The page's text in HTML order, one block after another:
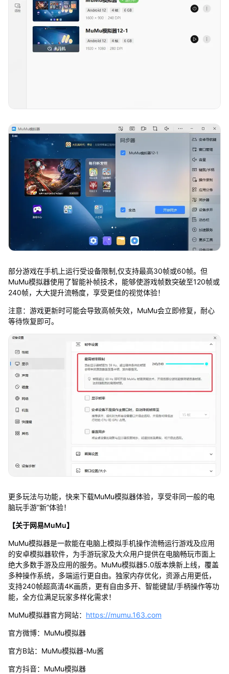
部分游戏在手机上运行受设备限制,仅支持最高30帧或60帧。但
MuMu模拟器使用了智能补帧技术，能够使游戏帧数突破至120帧或
240帧，大大提升流畅度，享受更佳的视觉体验！
注意：游戏更新时可能会导致高帧失效，MuMu会立即修复，耐心
等待恢复即可。
更多玩法与功能，快来下载MuMu模拟器体验，享受非同一般的电
脑玩手游“新”体验！
【关于网易MuMu】
MuMu模拟器是一款能在电脑上模拟手机操作流畅运行游戏及应用
的安卓模拟器软件，为手游玩家及大众用户提供在电脑畅玩市面上
绝大多数手游及应用的服务。MuMu模拟器5.0版本焕新上线，覆盖
多种操作系统，多端运行更自由。独家内存优化，资源占用更低，
支持240帧超高清4K画质，更有自由多开、智能键鼠/手柄操作等功
能，全方位满足玩家多样化需求！
MuMu模拟器官方网站： https://mumu.163.com
官方微博：MuMu模拟器
官方B站：MuMu模拟器-Mu酱
官方抖音：MuMu模拟器